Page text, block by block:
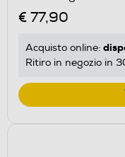
€ 77,90
Acquisto online:
Ritiro in negozio in